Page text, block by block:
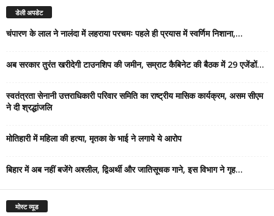
डेली अपडेट
चंपारण के लाल ने नालंदा में लहराया परचमः पहले ही प्रयास में स्वर्णिम निशाना,...
अब सरकार तुरंत खरीदेगी टाउनशिप की जमीन, सम्राट कैबिनेट की बैठक में 29 एजेंडों...
स्वतंत्रता सेनानी उत्तराधिकारी परिवार समिति का राष्ट्रीय मासिक कार्यक्रम, असम सीएम
ने दी श्रद्धांजलि
मोतिहारी में महिला की हत्या, मृतका के भाई ने लगाये ये आरोप
बिहार में अब नहीं बजेंगे अश्लील, द्विअर्थी और जातिसूचक गाने, इस विभाग ने गृह...
मोस्ट व्यूड